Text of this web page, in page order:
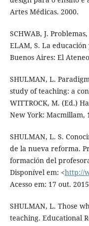
Artes Médicas. 2000.
SCHWAB, J.
ELAM, S. La
Buenos Aires: El
SHULMAN, L.
study of teaching: a
WITTROCK, M. (Ed.)
New York: Macmillam,
SHULMAN, L. S.
de la nueva reforma.
formación del
Disponível em: <http://
Acesso em: 17 out.
SHULMAN, L. Those
teaching. Educational